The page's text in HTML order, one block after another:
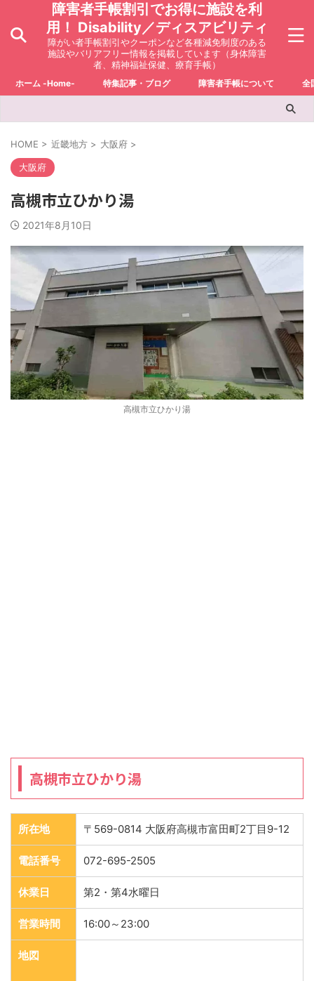
障害者手帳割引でお得に施設を利
用！ Disability／ディスアビリティ
障がい者手帳割引やクーポンなど各種減免制度のある
施設やバリアフリー情報を掲載しています（身体障害
者、精神福祉保健、療育手帳）
ホーム -Home- 特集記事・ブログ 障害者手帳について 全
HOME > 近畿地方 > 大阪府 >
大阪府
高槻市立ひかり湯
2021年8月10日
高槻市立ひかり湯
高槻市立ひかり湯
所在地 〒569-0814 大阪府高槻市富田町2丁目9-12
電話番号 072-695-2505
休業日 第2・第4水曜日
営業時間 16:00～23:00
地図